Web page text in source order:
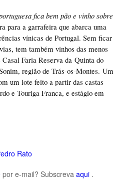
fica bem pão e vinho sobre
para a garrafeira que abarca uma
vínicas de Portugal. Sem ficar
tem também vinhos das menos
Faria Reserva da Quinta do
região de Trás-os-Montes. Um
um lote feito a partir das castas
e Touriga Franca, e estágio em
Rato
por e-mail? Subscreva aqui .